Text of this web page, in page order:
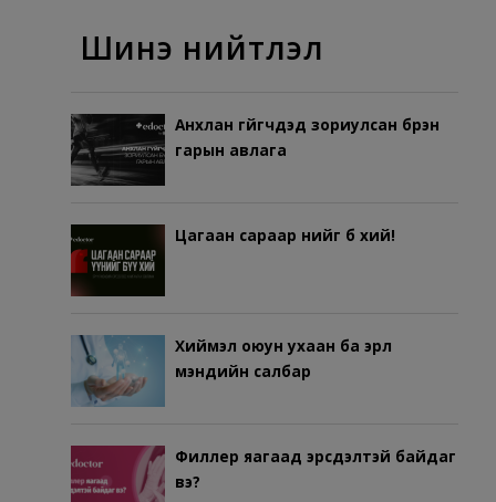
Шинэ нийтлэл
Анхлан гүйгчдэд зориулсан бүрэн
гарын авлага
Цагаан сараар үүнийг бүү хий!
Хиймэл оюун ухаан ба эрүүл
мэндийн салбар
Филлер яагаад эрсдэлтэй байдаг
вэ?